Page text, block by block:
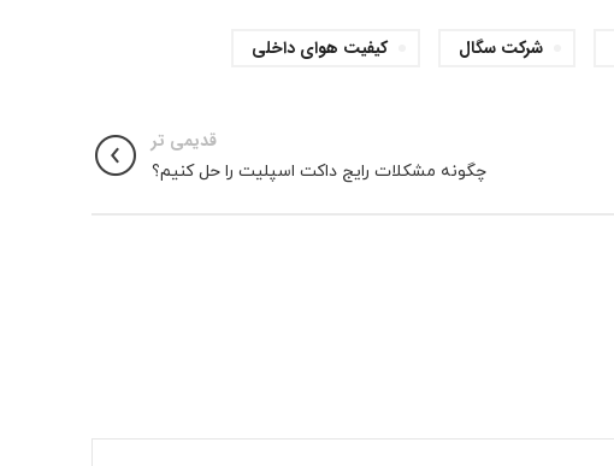
شرکت سگال کیفیت هوای داخلی
قدیمی تر
چگونه مشکلات رایج داکت اسپلیت را حل کنیم؟